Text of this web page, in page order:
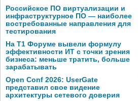
Российское ПО виртуализации и
инфраструктурное ПО — наиболее
востребованные направления для
тестирования
На Т1 Форуме вывели формулу
эффективности ИТ с точки зрения
бизнеса: меньше тратить, больше
зарабатывать
Open Conf 2026: UserGate
представил свое видение
архитектуры сетевого доверия